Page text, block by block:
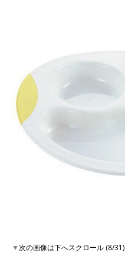
▼次の画像は下へスクロール (8/31)